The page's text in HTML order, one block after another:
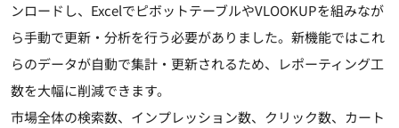
ンロードし、ExcelでピボットテーブルやVLOOKUPを組みなが
ら手動で更新・分析を行う必要がありました。新機能ではこれ
らのデータが自動で集計・更新されるため、レポーティング工
数を大幅に削減できます。
市場全体の検索数、インプレッション数、クリック数、カート